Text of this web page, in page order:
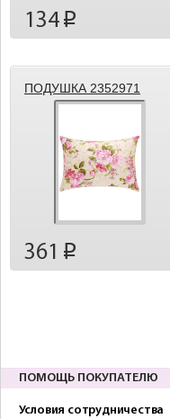
134 p
ПОДУШКА 2352971
361 p
ПОМОЩЬ ПОКУПАТЕЛЮ
Условия сотрудничества